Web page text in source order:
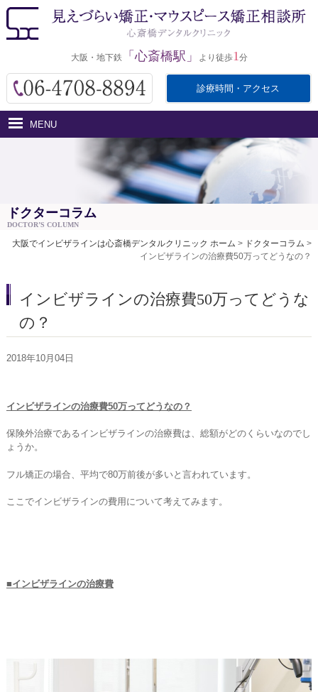
大阪・地下鉄 「心斎橋駅」 より徒歩1 分
診療時間・アクセス
MENU
ホーム
インビザラインとは
アクセス
ドクターコラム
DOCTOR’S COLUMN
大阪でインビザラインは心斎橋デンタルクリニック ホーム > ドクターコラム >
インビザラインの治療費50万ってどうなの？
インビザラインの治療費50万ってどうな
の？
2018年10月04日
インビザラインの治療費50万ってどうなの？
保険外治療であるインビザラインの治療費は、総額がどのくらいなのでし
ょうか。
フル矯正の場合、平均で80万前後が多いと言われています。
ここでインビザラインの費用について考えてみます。
■インビザラインの治療費